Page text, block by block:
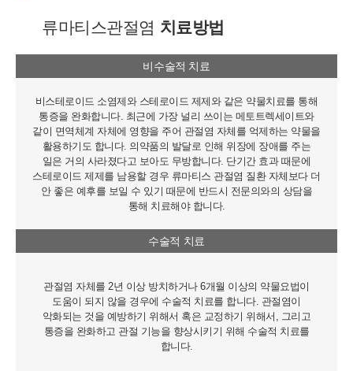
류마티스관절염 치료방법
비수술적 치료
비스테로이드 소염제와 스테로이드 제제와 같은 약물치료를 통해
통증을 완화합니다. 최근에 가장 널리 쓰이는 메토트렉세이트와
같이 면역체계 자체에 영향을 주어 관절염 자체를 억제하는 약물을
활용하기도 합니다. 의약품의 발달로 인해 위장에 장애를 주는
일은 거의 사라졌다고 보아도 무방합니다. 단기간 효과 때문에
스테로이드 제제를 남용할 경우 류마티스 관절염 질환 자체보다 더
안 좋은 예후를 보일 수 있기 때문에 반드시 전문의와의 상담을
통해 치료해야 합니다.
수술적 치료
관절염 자체를 2년 이상 방치하거나 6개월 이상의 약물요법이
도움이 되지 않을 경우에 수술적 치료를 합니다. 관절염이
악화되는 것을 예방하기 위해서 혹은 교정하기 위해서, 그리고
통증을 완화하고 관절 기능을 향상시키기 위해 수술적 치료를
합니다.